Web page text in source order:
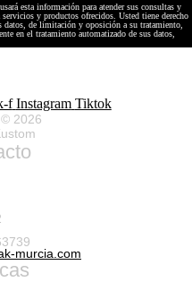
esta información para atender sus consultas y
y productos ofrecidos. Usted tiene derecho
datos, de limitación y oposición a su tratamiento,
en el tratamiento automatizado de sus datos,
f Instagram Tiktok
2026
murcia.com